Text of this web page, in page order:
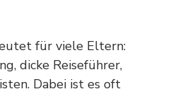
für viele Eltern:
dicke Reiseführer,
Dabei ist es oft